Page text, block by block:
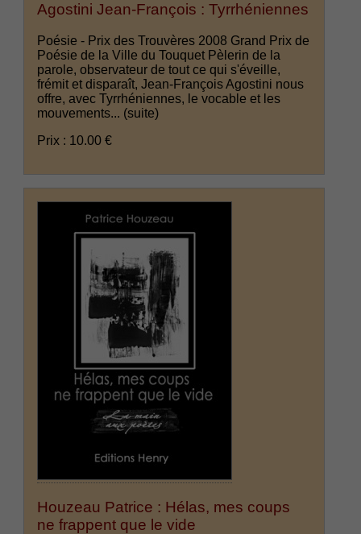
Agostini Jean-François : Tyrrhéniennes
Poésie - Prix des Trouvères 2008 Grand Prix de
Poésie de la Ville du Touquet Pèlerin de la
parole, observateur de tout ce qui s'éveille,
frémit et disparaît, Jean-François Agostini nous
offre, avec Tyrrhéniennes, le vocable et les
mouvements... (suite)
Prix : 10.00 €
Houzeau Patrice : Hélas, mes coups
ne frappent que le vide